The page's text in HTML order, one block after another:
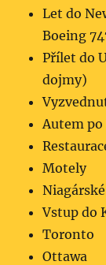
Let do
Boeing
Přílet do
dojmy)
Autem po
Motely
Vstup do
Toronto
Ottawa